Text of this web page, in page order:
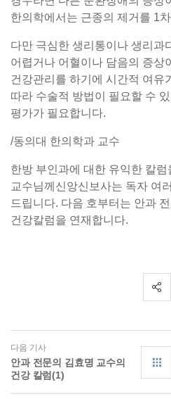
한의학에서는 근종의 제거를 1
다만 극심한 생리통이나 생리과
어렵거나 어혈이나 담음의 증상
건강관리를 하기에 시간적 여유
따라 수술적 방법이 필요할 수
평가가 필요합니다.
/동의대 한의학과 교수
한방 부인과에 대한 유익한 칼럼
교수님께신앙신보사는 독자 여
드립니다. 다음 호부터는 안과
건강칼럼을 연재합니다.
다음 기사
안과 전문의 김효명 교수의
건강 칼럼(1)